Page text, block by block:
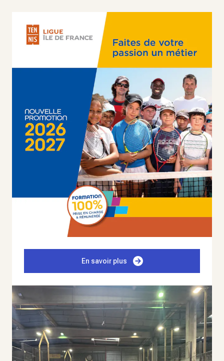
En savoir plus